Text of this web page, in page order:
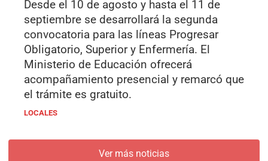
Desde el 10 de agosto y hasta el 11 de
septiembre se desarrollará la segunda
convocatoria para las líneas Progresar
Obligatorio, Superior y Enfermería. El
Ministerio de Educación ofrecerá
acompañamiento presencial y remarcó que
el trámite es gratuito.
LOCALES
Ver más noticias